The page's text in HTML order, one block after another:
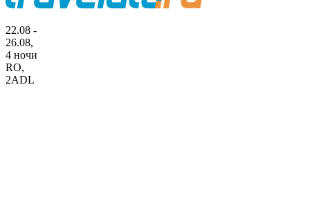
22.08 -
26.08,
4 ночи
RO,
2ADL